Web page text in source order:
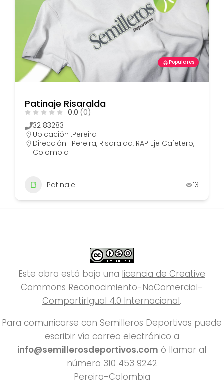
Populares
Patinaje Risaralda
0.0 (0)
3218328311
Ubicación :Pereira
Dirección : Pereira, Risaralda, RAP Eje Cafetero,
Colombia
Patinaje 13
Este obra está bajo una licencia de Creative
Commons Reconocimiento-NoComercial-
CompartirIgual 4.0 Internacional.
Para comunicarse con Semilleros Deportivos puede
escribir vía correo electrónico a
info@semillerosdeportivos.com ó llamar al
número 310 453 9242
Pereira-Colombia